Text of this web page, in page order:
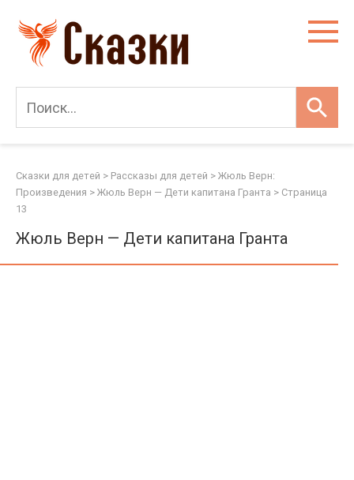
контенту
Сказки для детей > Рассказы для детей > Жюль Верн:
Произведения > Жюль Верн — Дети капитана Гранта > Страница
13
Жюль Верн — Дети капитана Гранта